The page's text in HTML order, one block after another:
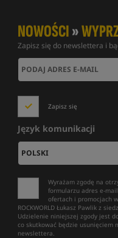
NOWOŚCI»
Zapisz się do newslettera i
Zapisz się
Język komunikacji
Wyrażam zgodę na
formularzu adres e-
ofertach i promocjach
ROCKWORLD Łukasz Pawlik z
Udzielenie niniejszej zgody jest
co skutkować będzie usunięciem
newslettera.